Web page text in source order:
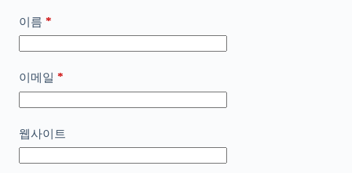
이름 *
이메일 *
웹사이트